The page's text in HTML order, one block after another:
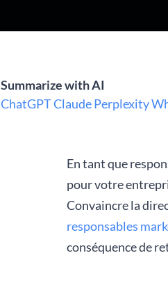
Summarize with AI
ChatGPTClaudePerplexity
En tant que
pour votre
Convaincre la
responsables
conséquence de